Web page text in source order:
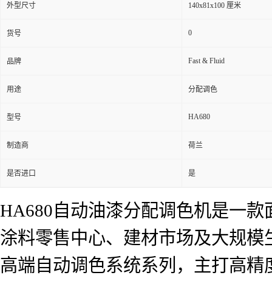
外型尺寸 140x81x100 厘米
货号 0
品牌 Fast & Fluid
用途 分配调色
型号 HA680
制造商 荷兰
是否进口 是
HA680自动油漆分配调色机是一
涂料零售中心、建材市场及大规模
高端自动调色系统系列，主打高